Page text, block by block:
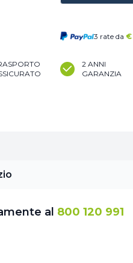
3 rate da €
2 ANNI
GARANZIA
al 800 120 991